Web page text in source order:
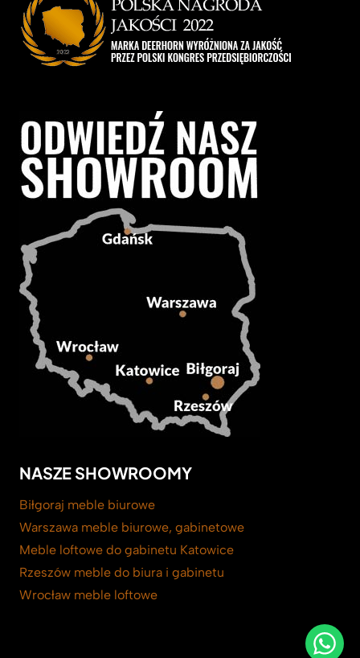
NASZE SHOWROOMY
Biłgoraj meble biurowe
Warszawa meble biurowe, gabinetowe
Meble loftowe do gabinetu Katowice
Rzeszów meble do biura i gabinetu
Wrocław meble loftowe